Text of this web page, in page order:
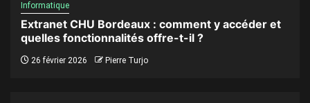
Informatique
Extranet CHU Bordeaux : comment y accéder et
quelles fonctionnalités offre-t-il ?
26 février 2026 Pierre Turjo